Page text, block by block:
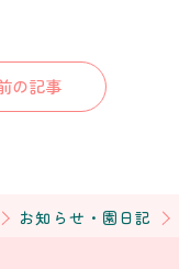
の記事
お知らせ・園日記